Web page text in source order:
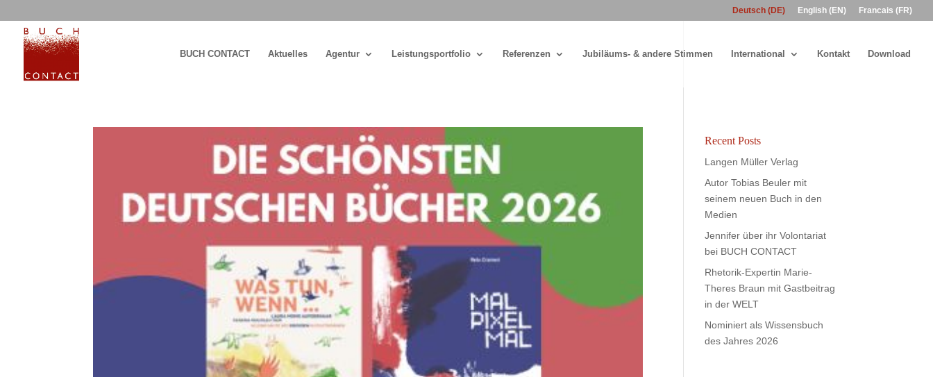
Deutsch (DE) English (EN) Francais (FR)
BUCH CONTACT Aktuelles Agentur Leistungsportfolio Referenzen Jubiläums- & andere Stimmen International Kontakt Download
Recent Posts
Langen Müller Verlag
Autor Tobias Beuler mit
seinem neuen Buch in den
Medien
Jennifer über ihr Volontariat
bei BUCH CONTACT
Rhetorik-Expertin Marie-
Theres Braun mit Gastbeitrag
in der WELT
Nominiert als Wissensbuch
des Jahres 2026